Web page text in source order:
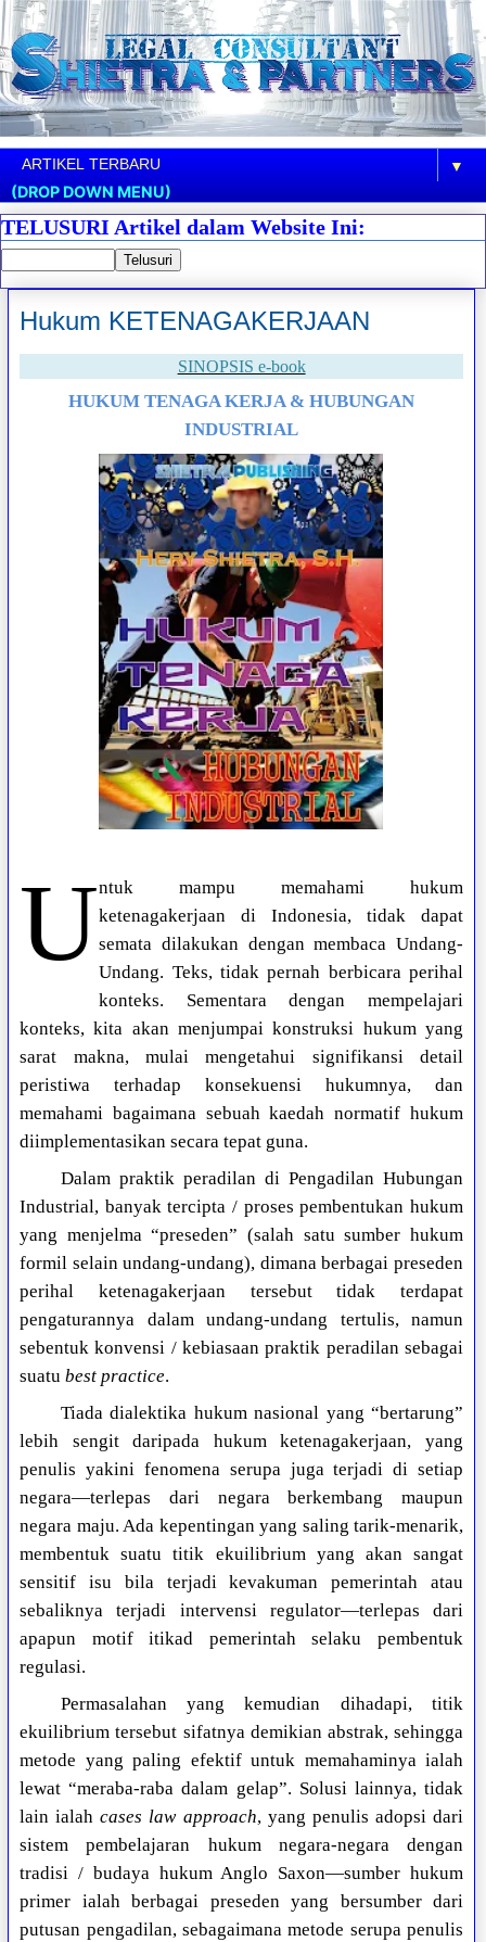
▼
(DROP DOWN MENU)
TELUSURI Artikel dalam Website Ini:
Hukum KETENAGAKERJAAN
SINOPSIS e-book
HUKUM TENAGA KERJA & HUBUNGAN
INDUSTRIAL
Untuk mampu memahami hukum
ketenagakerjaan di Indonesia, tidak dapat
semata dilakukan dengan membaca Undang-
Undang. Teks, tidak pernah berbicara perihal
konteks. Sementara dengan mempelajari
konteks, kita akan menjumpai konstruksi hukum yang
sarat makna, mulai mengetahui signifikansi detail
peristiwa terhadap konsekuensi hukumnya, dan
memahami bagaimana sebuah kaedah normatif hukum
diimplementasikan secara tepat guna.
Dalam praktik peradilan di Pengadilan Hubungan
Industrial, banyak tercipta / proses pembentukan hukum
yang menjelma “preseden” (salah satu sumber hukum
formil selain undang-undang), dimana berbagai preseden
perihal ketenagakerjaan tersebut tidak terdapat
pengaturannya dalam undang-undang tertulis, namun
sebentuk konvensi / kebiasaan praktik peradilan sebagai
suatubest practice.
Tiada dialektika hukum nasional yang “bertarung”
lebih sengit daripada hukum ketenagakerjaan, yang
penulis yakini fenomena serupa juga terjadi di setiap
negara—terlepas dari negara berkembang maupun
negara maju. Ada kepentingan yang saling tarik-menarik,
membentuk suatu titik ekuilibrium yang akan sangat
sensitif isu bila terjadi kevakuman pemerintah atau
sebaliknya terjadi intervensi regulator—terlepas dari
apapun motif itikad pemerintah selaku pembentuk
regulasi.
Permasalahan yang kemudian dihadapi, titik
ekuilibrium tersebut sifatnya demikian abstrak, sehingga
metode yang paling efektif untuk memahaminya ialah
lewat “meraba-raba dalam gelap”. Solusi lainnya, tidak
lain ialahcases law approach, yang penulis adopsi dari
sistem pembelajaran hukum negara-negara dengan
tradisi / budaya hukum Anglo Saxon—sumber hukum
primer ialah berbagai preseden yang bersumber dari
putusan pengadilan, sebagaimana metode serupa penulis